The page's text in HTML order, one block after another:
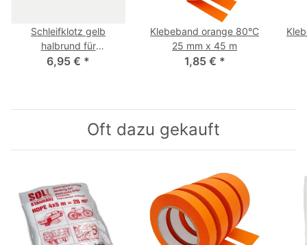
Schleifklotz gelb
halbrund für
Schleifscheiben 150 mm
6,95 € *
Klebeband orange 80°C
25 mm x 45 m
1,85 € *
Oft dazu gekauft